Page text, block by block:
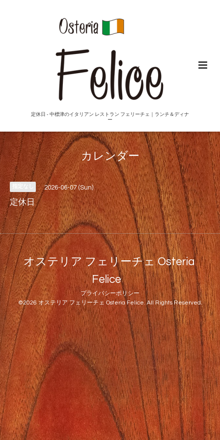
定休日 - 中標津のイタリアン レストラン フェリーチェ｜ランチ＆ディナ
ー
カレンダー
2026-06-07 (Sun)
定休日
オステリア フェリーチェ Osteria
Felice
プライバシーポリシー
©2026オステリア フェリーチェ Osteria Felice. All Rights Reserved.